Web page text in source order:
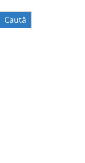
Caută